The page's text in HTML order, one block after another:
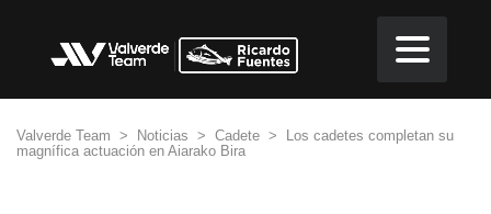
Valverde Team > Noticias > Cadete >
Los cadetes completan su
magnífica actuación en Aiarako Bira